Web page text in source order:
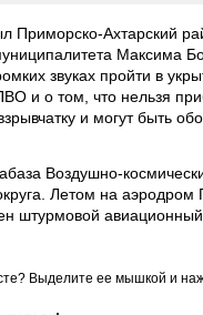
Приморско-Ахтарский
Максима
звуках пройти в
и о том, что нельзя
и могут быть
Воздушно-
Летом на аэродром
штурмовой
Выделите ее мышкой и